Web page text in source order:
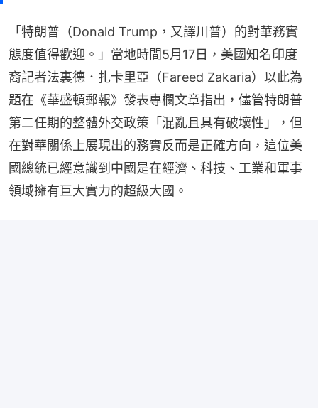
「特朗普（Donald Trump，又譯川普）的對華務實
態度值得歡迎。」當地時間5月17日，美國知名印度
裔記者法裏德．扎卡里亞（Fareed Zakaria）以此為
題在《華盛頓郵報》發表專欄文章指出，儘管特朗普
第二任期的整體外交政策「混亂且具有破壞性」，但
在對華關係上展現出的務實反而是正確方向，這位美
國總統已經意識到中國是在經濟、科技、工業和軍事
領域擁有巨大實力的超級大國。